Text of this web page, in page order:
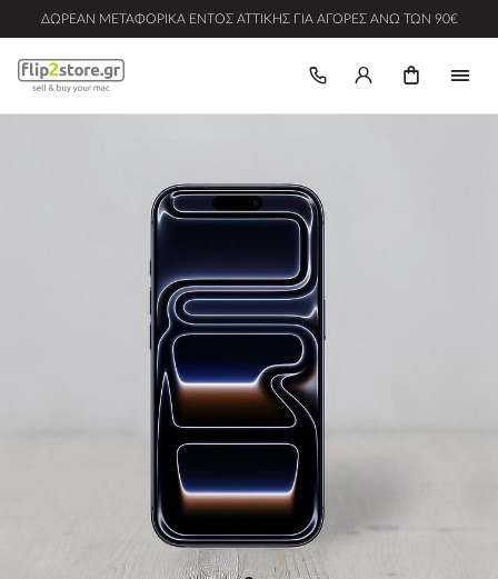
ΔΩΡΕΆΝ ΜΕΤΑΦΟΡΙΚΆ ΕΝΤΌΣ ΑΤΤΙΚΉΣ ΓΙΑ ΑΓΟΡΈΣ ΆΝΩ ΤΩΝ 90€